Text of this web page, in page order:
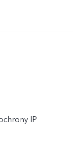
IP